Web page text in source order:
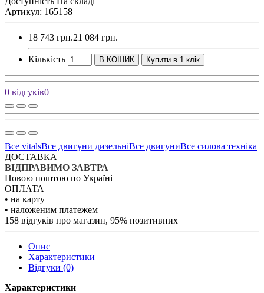
Артикул: 165158
18 743 грн.21 084 грн.
Кількість В КОШИК Купити в 1 клік
0 відгуків0
Все vitalsВсе двигуни дизельніВсе двигуниВсе силова техніка
ДОСТАВКА
ВІДПРАВИМО ЗАВТРА
Новою поштою по Україні
ОПЛАТА
• на карту
• наложеним платежем
158 відгуків про магазин, 95% позитивних
Опис
Характеристики
Відгуки (0)
Характеристики